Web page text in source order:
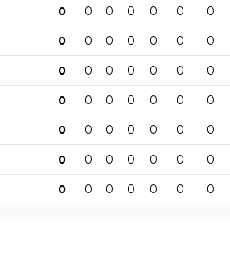
0 0 0 0 0 0 0
0 0 0 0 0 0 0
0 0 0 0 0 0 0
0 0 0 0 0 0 0
0 0 0 0 0 0 0
0 0 0 0 0 0 0
0 0 0 0 0 0 0